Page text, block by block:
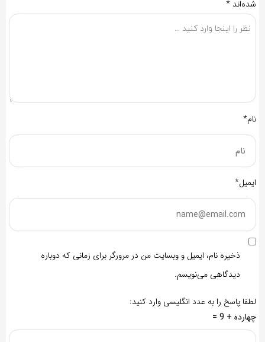
شده‌اند *
نام*
ایمیل*
ذخیره نام، ایمیل و وبسایت من در مرورگر برای زمانی که دوباره
دیدگاهی می‌نویسم.
لطفا پاسخ را به عدد انگلیسی وارد کنید:
چهارده + 9 =